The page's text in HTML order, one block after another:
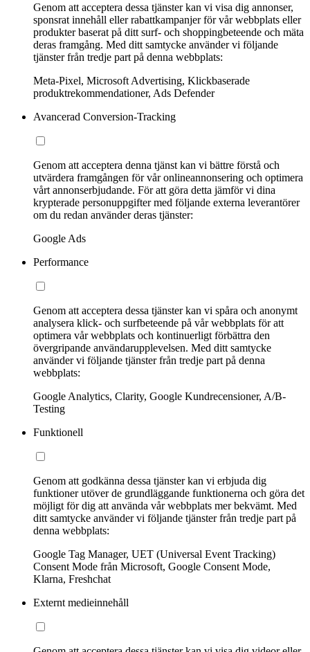
Genom att acceptera dessa tjänster kan vi visa dig annonser,
sponsrat innehåll eller rabattkampanjer för vår webbplats eller
produkter baserat på ditt surf- och shoppingbeteende och mäta
deras framgång. Med ditt samtycke använder vi följande
tjänster från tredje part på denna webbplats:
Meta-Pixel, Microsoft Advertising, Klickbaserade
produktrekommendationer, Ads Defender
Avancerad Conversion-Tracking
Genom att acceptera denna tjänst kan vi bättre förstå och
utvärdera framgången för vår onlineannonsering och optimera
vårt annonserbjudande. För att göra detta jämför vi dina
krypterade personuppgifter med följande externa leverantörer
om du redan använder deras tjänster:
Google Ads
Performance
Genom att acceptera dessa tjänster kan vi spåra och anonymt
analysera klick- och surfbeteende på vår webbplats för att
optimera vår webbplats och kontinuerligt förbättra den
övergripande användarupplevelsen. Med ditt samtycke
använder vi följande tjänster från tredje part på denna
webbplats:
Google Analytics, Clarity, Google Kundrecensioner, A/B-
Testing
Funktionell
Genom att godkänna dessa tjänster kan vi erbjuda dig
funktioner utöver de grundläggande funktionerna och göra det
möjligt för dig att använda vår webbplats mer bekvämt. Med
ditt samtycke använder vi följande tjänster från tredje part på
denna webbplats:
Google Tag Manager, UET (Universal Event Tracking)
Consent Mode från Microsoft, Google Consent Mode,
Klarna, Freshchat
Externt medieinnehåll